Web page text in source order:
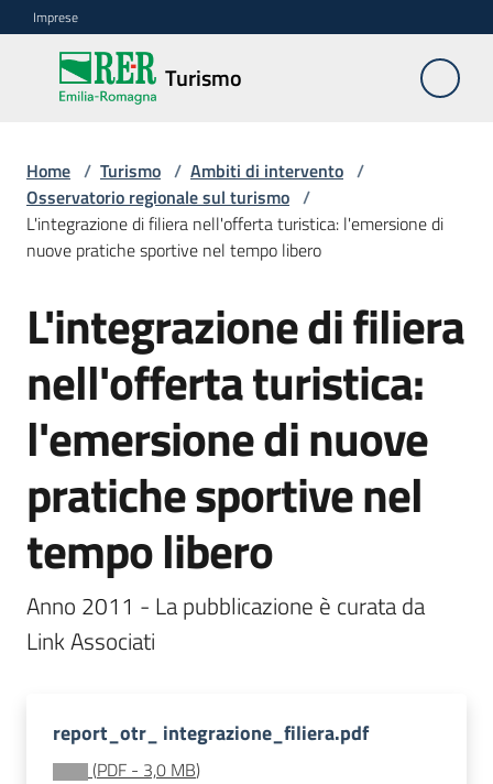
Vai al contenuto
Vai alla navigazione
Vai al footer
Imprese
Turismo
Turismo
Ambiti
di
intervento
Menu selezionato
turistiche
Turismo
accessibile
Progetti
europei
Imprese
Novità
Home / Turismo / Ambiti di intervento /
Osservatorio regionale sul turismo /
L'integrazione di filiera nell'offerta turistica: l'emersione di
nuove pratiche sportive nel tempo libero
L'integrazione di filiera
nell'offerta turistica:
l'emersione di nuove
pratiche sportive nel
tempo libero
Anno 2011 - La pubblicazione è curata da
Link Associati
report_otr_ integrazione_filiera.pdf
(PDF - 3,0 MB)